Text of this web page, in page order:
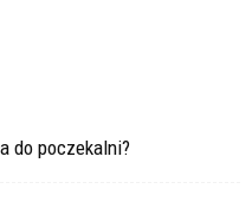
do poczekalni?